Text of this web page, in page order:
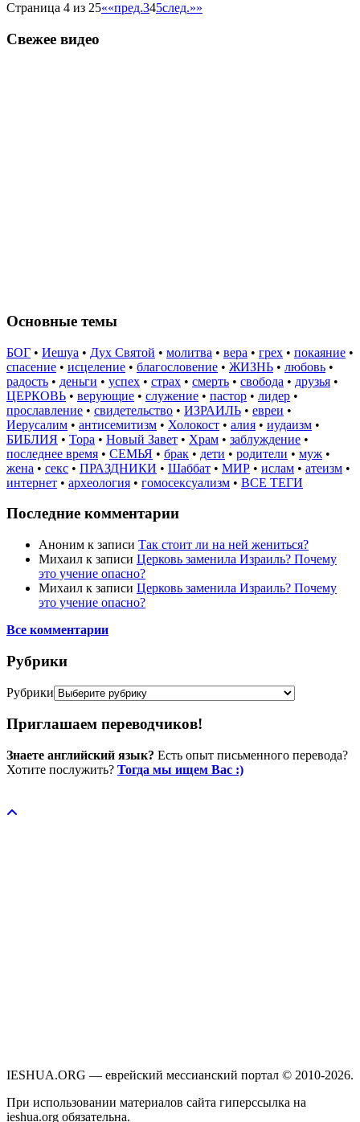
Страница 4 из 25««пред.345след.»»
Свежее видео
Основные темы
БОГ • Иешуа • Дух Святой • молитва • вера • грех • покаяние •
спасение • исцеление • благословение • ЖИЗНЬ • любовь •
радость • деньги • успех • страх • смерть • свобода • друзья •
ЦЕРКОВЬ • верующие • служение • пастор • лидер •
прославление • свидетельство • ИЗРАИЛЬ • евреи •
Иерусалим • антисемитизм • Холокост • алия • иудаизм •
БИБЛИЯ • Тора • Новый Завет • Храм • заблуждение •
последнее время • СЕМЬЯ • брак • дети • родители • муж •
жена • секс • ПРАЗДНИКИ • Шаббат • МИР • ислам • атеизм •
интернет • археология • гомосексуализм • ВСЕ ТЕГИ
Последние комментарии
Аноним к записи Так стоит ли на ней жениться?
Михаил к записи Церковь заменила Израиль? Почему
это учение опасно?
Михаил к записи Церковь заменила Израиль? Почему
это учение опасно?
Все комментарии
Рубрики
Рубрики
Приглашаем переводчиков!
Знаете английский язык? Есть опыт письменного перевода?
Хотите послужить? Тогда мы ищем Вас :)
IESHUA.ORG — еврейский мессианский портал © 2010-2026.
При использовании материалов сайта гиперссылка на
ieshua.org обязательна.